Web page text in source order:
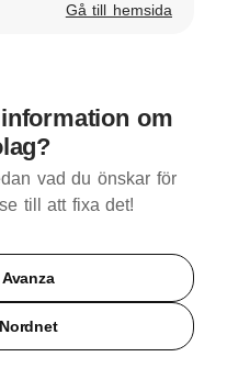
Gå till hemsida
om
vad du önskar för
till att fixa det!